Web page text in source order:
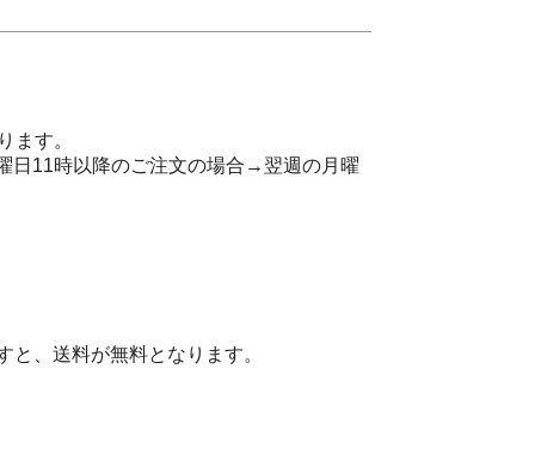
ます。
日11時以降のご注文の場合→翌週の月曜
、送料が無料となります。